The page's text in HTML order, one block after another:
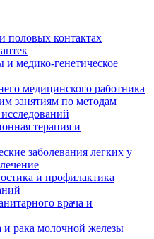
половых контактах
медико-генетическое
медицинского работника
занятиям по методам
терапия и
заболевания легких у
и профилактика
врача и
и рака молочной железы